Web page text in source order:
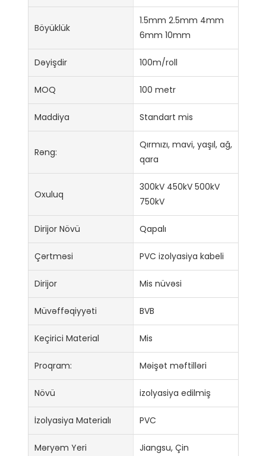
Böyüklük
1.5mm 2.5mm 4mm
6mm 10mm
Dəyişdir 100m/roll
MOQ 100 metr
Maddiya Standart mis
Rəng:
Qırmızı, mavi, yaşıl, ağ,
qara
Oxuluq
300kV 450kV 500kV
750kV
Dirijor Növü Qapalı
Çərtməsi PVC izolyasiya kabeli
Dirijor Mis nüvəsi
Müvəffəqiyyəti BVB
Keçirici Material Mis
Proqram: Məişət məftilləri
Növü izolyasiya edilmiş
İzolyasiya Materialı PVC
Məryəm Yeri Jiangsu, Çin